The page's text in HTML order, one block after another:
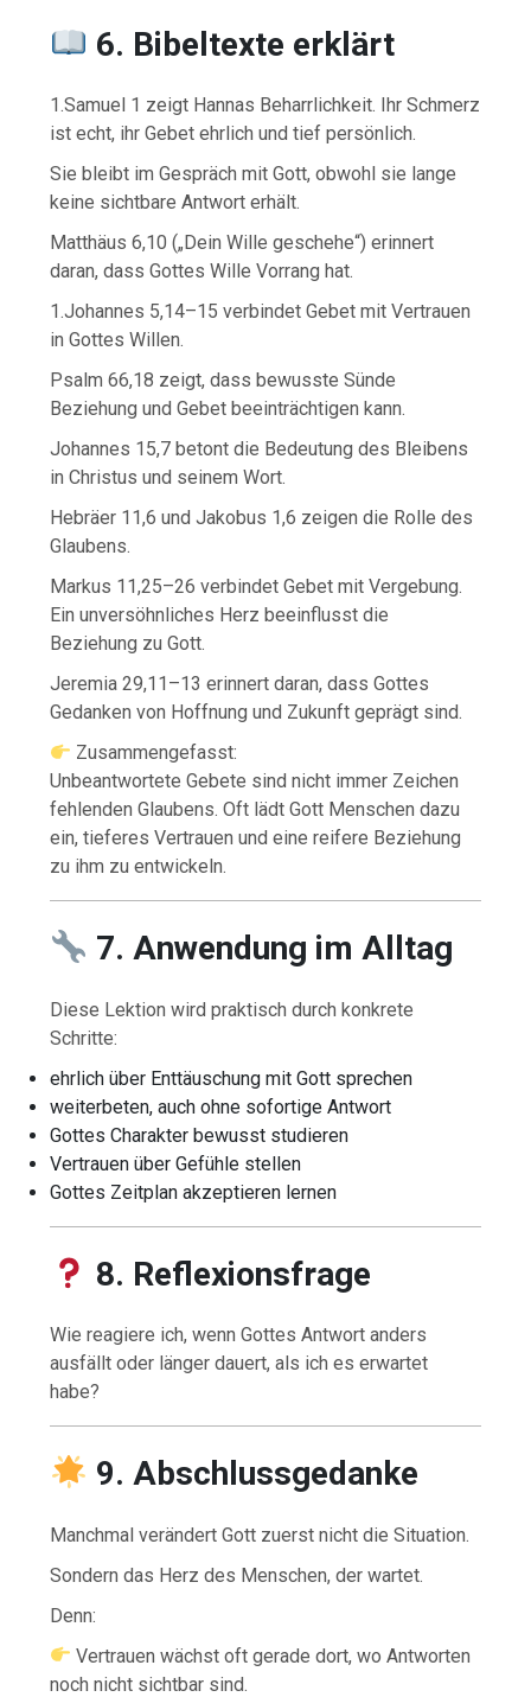
6. Bibeltexte erklärt
1.Samuel 1 zeigt Hannas Beharrlichkeit. Ihr Schmerz
ist echt, ihr Gebet ehrlich und tief persönlich.
Sie bleibt im Gespräch mit Gott, obwohl sie lange
keine sichtbare Antwort erhält.
Matthäus 6,10 („Dein Wille geschehe“) erinnert
daran, dass Gottes Wille Vorrang hat.
1.Johannes 5,14–15 verbindet Gebet mit Vertrauen
in Gottes Willen.
Psalm 66,18 zeigt, dass bewusste Sünde
Beziehung und Gebet beeinträchtigen kann.
Johannes 15,7 betont die Bedeutung des Bleibens
in Christus und seinem Wort.
Hebräer 11,6 und Jakobus 1,6 zeigen die Rolle des
Glaubens.
Markus 11,25–26 verbindet Gebet mit Vergebung.
Ein unversöhnliches Herz beeinflusst die
Beziehung zu Gott.
Jeremia 29,11–13 erinnert daran, dass Gottes
Gedanken von Hoffnung und Zukunft geprägt sind.
Zusammengefasst:
Unbeantwortete Gebete sind nicht immer Zeichen
fehlenden Glaubens. Oft lädt Gott Menschen dazu
ein, tieferes Vertrauen und eine reifere Beziehung
zu ihm zu entwickeln.
7. Anwendung im Alltag
Diese Lektion wird praktisch durch konkrete
Schritte:
ehrlich über Enttäuschung mit Gott sprechen
weiterbeten, auch ohne sofortige Antwort
Gottes Charakter bewusst studieren
Vertrauen über Gefühle stellen
Gottes Zeitplan akzeptieren lernen
8. Reflexionsfrage
Wie reagiere ich, wenn Gottes Antwort anders
ausfällt oder länger dauert, als ich es erwartet
habe?
9. Abschlussgedanke
Manchmal verändert Gott zuerst nicht die Situation.
Sondern das Herz des Menschen, der wartet.
Denn:
Vertrauen wächst oft gerade dort, wo Antworten
noch nicht sichtbar sind.